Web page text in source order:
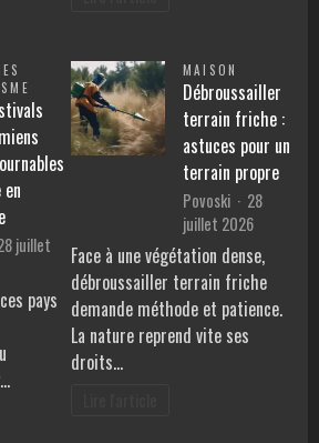
juillet
pays
MAISON
Débroussailler
terrain friche :
astuces pour un
terrain propre
Povoski
28
juillet 2026
Face à une végétation dense,
débroussailler terrain friche
demande méthode et patience.
La nature reprend vite ses
droits…